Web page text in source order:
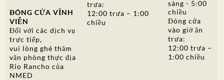
ĐÓNG CỬA VĨNH
VIỄN
Đối với các dịch vụ
trực tiếp,
vui lòng ghé thăm
văn phòng thực địa
Rio Rancho của
NMED
trưa:
12:00 trưa – 1:00
chiều
sáng - 5:00
chiều
Đóng cửa
vào giờ ăn
trưa:
12:00 trưa –
1:00 chiều